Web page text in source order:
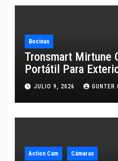
Bocinas
Tronsmart Mirtune
Portátil Para
JULIO 9, 2026
Action Cam Cámaras